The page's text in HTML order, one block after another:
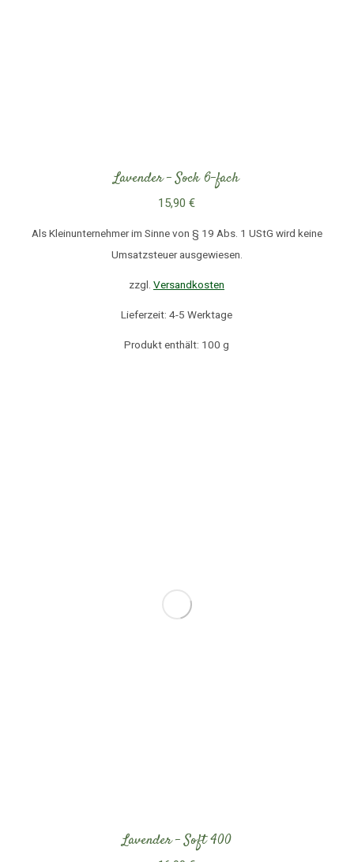
Lavender – Sock 6-fach
15,90 €
Als Kleinunternehmer im Sinne von § 19 Abs. 1 UStG wird keine
Umsatzsteuer ausgewiesen.
zzgl. Versandkosten
Lieferzeit: 4-5 Werktage
Produkt enthält: 100 g
Lavender – Soft 400